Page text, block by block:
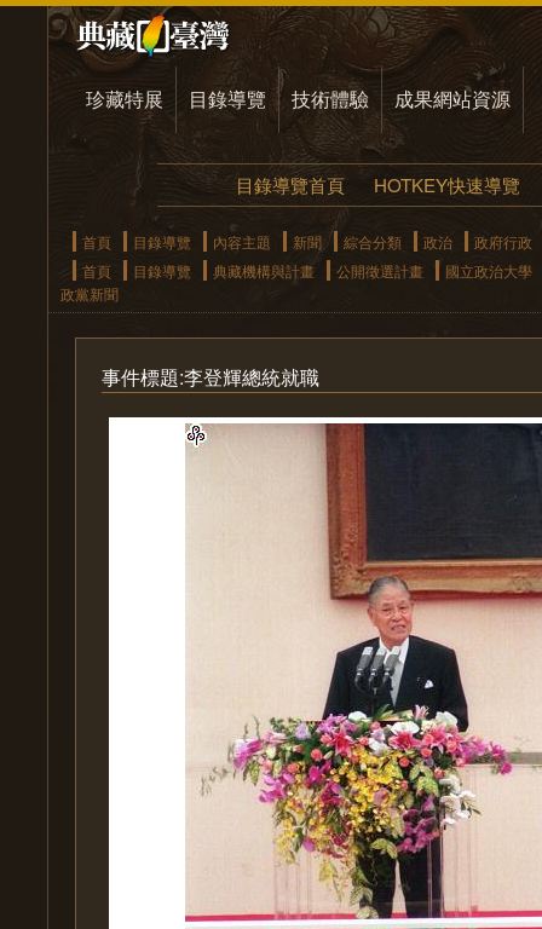
珍藏特展 目錄導覽 技術體驗 成果網站資源
目錄導覽首頁 HOTKEY快速導覽
首頁 目錄導覽 內容主題 新聞 綜合分類 政治
政府行政
首頁
目錄導覽 典藏機構與計畫 公開徵選計畫
國立政治大學
政黨新聞
事件標題:李登輝總統就職